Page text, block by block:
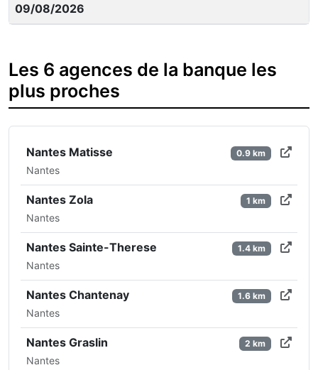
09/08/2026
Les 6 agences de la banque les
plus proches
Nantes Matisse
Nantes
0.9 km
Nantes Zola
Nantes
1 km
Nantes Sainte-Therese
Nantes
1.4 km
Nantes Chantenay
Nantes
1.6 km
Nantes Graslin
Nantes
2 km